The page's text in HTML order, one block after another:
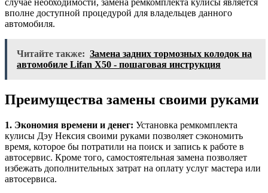
вполне доступной процедурой для владельцев данного
автомобиля.
Читайте также: Замена задних тормозных колодок на
автомобиле Lifan X50 - пошаговая инструкция
Преимущества замены своими руками
1. Экономия времени и денег: Установка ремкомплекта
кулисы Дэу Нексия своими руками позволяет сэкономить
время, которое бы потратили на поиск и запись к работе в
автосервис. Кроме того, самостоятельная замена позволяет
избежать дополнительных затрат на оплату услуг мастера или
автосервиса.